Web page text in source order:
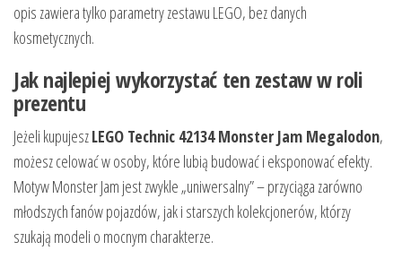
opis zawiera tylko parametry zestawu LEGO, bez danych
kosmetycznych.
Jak najlepiej wykorzystać ten zestaw w roli
prezentu
Jeżeli kupujeszLEGO Technic 42134 Monster Jam Megalodon,
możesz celować w osoby, które lubią budować i eksponować efekty.
Motyw Monster Jam jest zwykle „uniwersalny” – przyciąga zarówno
młodszych fanów pojazdów, jak i starszych kolekcjonerów, którzy
szukają modeli o mocnym charakterze.